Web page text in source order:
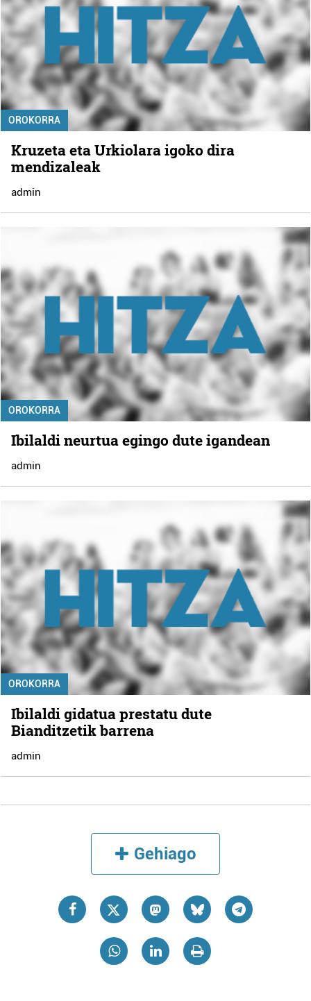
OROKORRA
Kruzeta eta Urkiolara igoko dira
mendizaleak
admin
OROKORRA
Ibilaldi neurtua egingo dute igandean
admin
OROKORRA
Ibilaldi gidatua prestatu dute
Bianditzetik barrena
admin
Gehiago